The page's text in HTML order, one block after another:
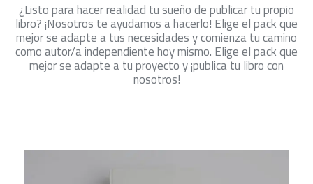
¿Listo para hacer realidad tu sueño de publicar tu propio
libro? ¡Nosotros te ayudamos a hacerlo! Elige el pack que
mejor se adapte a tus necesidades y comienza tu camino
como autor/a independiente hoy mismo. Elige el pack que
mejor se adapte a tu proyecto y ¡publica tu libro con
nosotros!